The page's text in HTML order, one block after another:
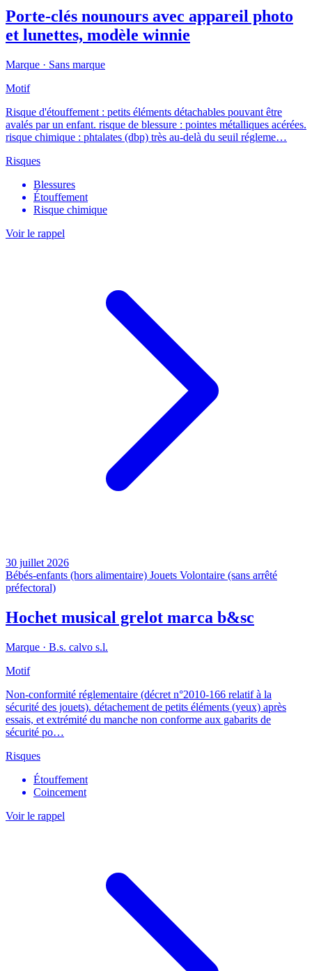
Porte-clés nounours avec appareil photo
et lunettes, modèle winnie
Marque · Sans marque
Motif
Risque d'étouffement : petits éléments détachables pouvant être
avalés par un enfant. risque de blessure : pointes métalliques acérées.
risque chimique : phtalates (dbp) très au-delà du seuil régleme…
Risques
Blessures
Étouffement
Risque chimique
Voir le rappel
30 juillet 2026
Bébés-enfants (hors alimentaire) Jouets Volontaire (sans arrêté
préfectoral)
Hochet musical grelot marca b&sc
Marque · B.s. calvo s.l.
Motif
Non-conformité réglementaire (décret n°2010-166 relatif à la
sécurité des jouets). détachement de petits éléments (yeux) après
essais, et extrémité du manche non conforme aux gabarits de
sécurité po…
Risques
Étouffement
Coincement
Voir le rappel